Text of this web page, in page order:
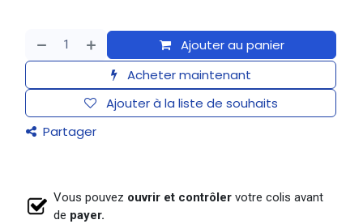
Ajouter au panier
Acheter maintenant
Ajouter à la liste de souhaits
Partager
Vous pouvez ouvrir et contrôler votre colis avant
de payer.